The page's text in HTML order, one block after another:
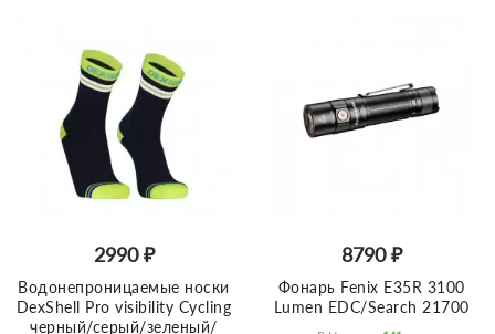
2990 ₽
Водонепроницаемые носки
DexShell Pro visibility Cycling
черный/серый/зеленый/
8790 ₽
Фонарь Fenix E35R 3100
Lumen EDC/Search 21700